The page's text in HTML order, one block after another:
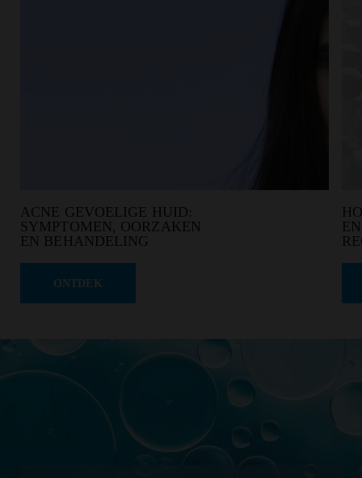
ACNE GEVOELIGE HUID:
SYMPTOMEN, OORZAKEN
EN BEHANDELING
ONTDEK